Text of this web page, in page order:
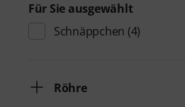
Für Sie ausgewählt
Schnäppchen (4)
Röhre